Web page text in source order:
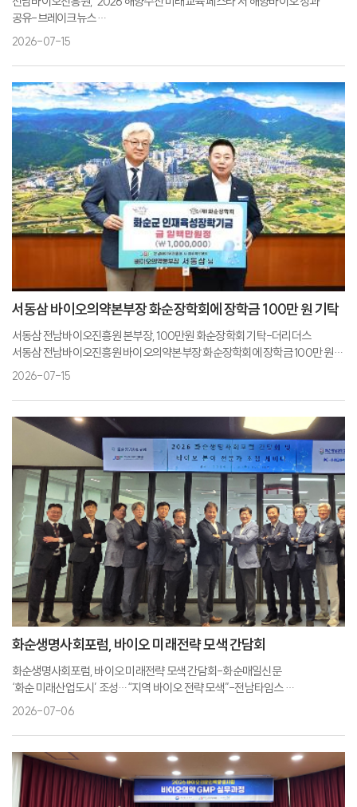
공유-브레이크뉴스
전남바이오진흥원, 해양바이오 산업 비전 알렸다-핀포인트뉴스
알려-전자신문
전남바이오진흥원, 해양수산 미래교육 페스타 참가-아주경제
2026-07-15
서동삼 바이오의약본부장 화순장학회에 장학금 100만 원 기탁
서동삼 전남바이오진흥원 본부장, 100만원 화순장학회 기탁-더리더스
서동삼 전남바이오진흥원 바이오의약본부장 화순장학회에 장학금 100만 원
기탁-더코리아
서동삼 본부장, 지역인재 육성 1백만 원 기탁-매일신문
전남 화순, 장학기탁·어르신 나눔으로 온정 확산-더쎈뉴스
서동삼 전남바이오진흥원 바이오의약본부장, 화순장학회에 100만원 기탁-
2026-07-15
화순생명사회포럼, 바이오 미래전략 모색 간담회
화순생명사회포럼, 바이오 미래전략 모색 간담회-화순매일신문
‘화순 미래산업도시’ 조성…“지역 바이오 전략 모색”-전남타임스
화순생명사회포럼, 지역 바이오 미래전략 모색 위한 간담회 및 세미나 개최-
전남바이오진흥원, 화순 바이오 판 키운다... '첨단의료복합단지' 시동-뉴스워커
2026-07-06